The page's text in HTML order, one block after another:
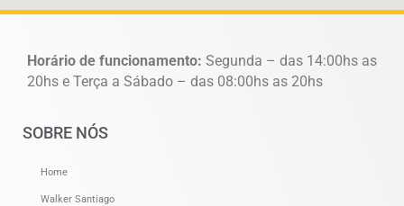
Horário de funcionamento: Segunda – das 14:00hs as
20hs e Terça a Sábado – das 08:00hs as 20hs
SOBRE NÓS
Home
Walker Santiago